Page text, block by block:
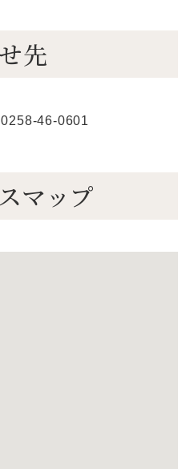
先
46-0601
マップ